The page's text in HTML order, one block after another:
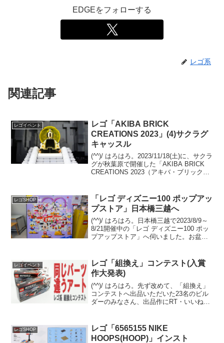
EDGEをフォローする
レゴ系
関連記事
レゴイベント
レゴ「AKIBA BRICK
CREATIONS 2023」(4)サクラグ
キャッスル
(^^)/ はろはろ。2023/11/18(土)に、サクラ
グが秋葉原で開催した「AKIBA BRICK
CREATIONS 2023（アキバ・ブリック・
スの画像が...
レゴSHOP
「レゴ ディズニー100 ポップアッ
プストア」日本橋三越へ
(^^)/ はろはろ。日本橋三越で2023/8/9～
8/21開催中の「レゴ ディズニー100 ポッ
プアップストア」へ伺いました。お盆は
て、東京駅八重洲口...
レゴイベント
レゴ「組換え」コンテスト(入賞
作大発表)
(^^)/ はろはろ。先ず改めて、「組換え」
コンテストへ出品いただいた23名のビル
ダーのみなさん、出品作にRT・いいね！
「ミニフィグ乗りロボ」などのジャンル
制限がないコン...
レゴSHOP
レゴ「6565155 NIKE
HOOPS(HOOP)」インスト